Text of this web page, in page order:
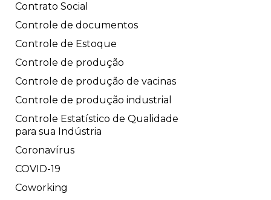
Contrato Social
Controle de documentos
Controle de Estoque
Controle de produção
Controle de produção de vacinas
Controle de produção industrial
Controle Estatístico de Qualidade
para sua Indústria
Coronavírus
COVID-19
Coworking